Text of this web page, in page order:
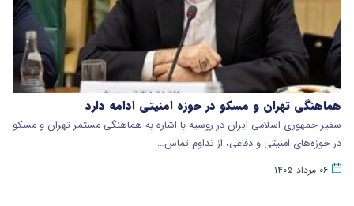
هماهنگی تهران و مسکو در حوزه امنیتی ادامه دارد
سفیر جمهوری اسلامی ایران در روسیه با اشاره به هماهنگی مستمر تهران و مسکو
در حوزه‌های امنیتی و دفاعی، از تداوم تماس…
۰۶ مرداد ۱۴۰۵